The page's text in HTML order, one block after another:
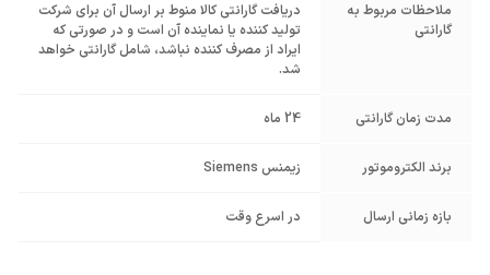
ملاحظات مربوط به
گارانتی
دریافت گارانتی کالا منوط بر ارسال آن برای شرکت
تولید کننده یا نماینده آن است و در صورتی که
ایراد از مصرف کننده نباشد، شامل گارانتی خواهد
شد.
مدت زمان گارانتی 24 ماه
برند الکتروموتور زیمنس Siemens
بازه زمانی ارسال در اسرع وقت